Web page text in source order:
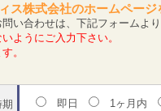
ス株式会社のホームペー
い合わせは、下記フォームよ
ようにご入力下さい。
。
期 即日 1ヶ月内